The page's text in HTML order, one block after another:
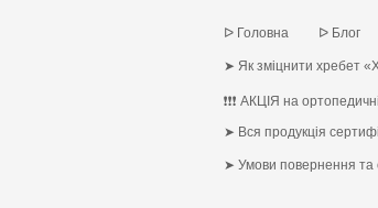
ᐅ Головна ᐅ Блог
➤ Як зміцнити хребет
❗❗❗ АКЦІЯ на
➤ Вся продукція
➤ Умови повернення